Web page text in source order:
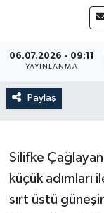
06.07.2026 - 09:11
YAYINLANMA
Paylaş
Silifke
küçük adımları
sırt üstü
Son Dakika
Haber Arşivi